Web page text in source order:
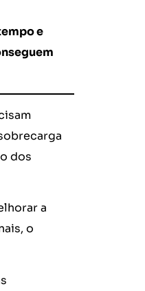
e
dos
a
o